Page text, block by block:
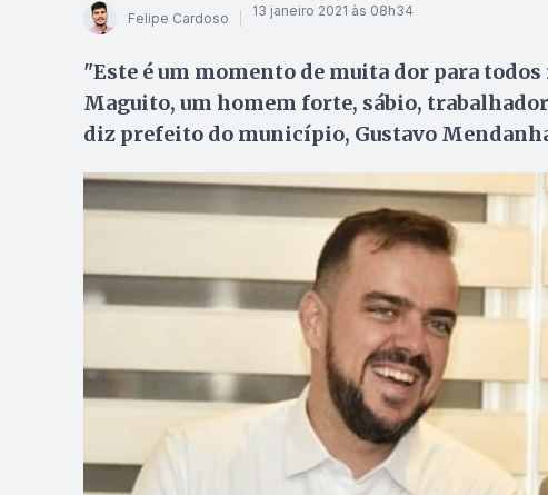
Felipe Cardoso 13 janeiro 2021 às 08h34
"Este é um momento de muita dor para
Maguito, um homem forte, sábio,
diz prefeito do município, Gustavo